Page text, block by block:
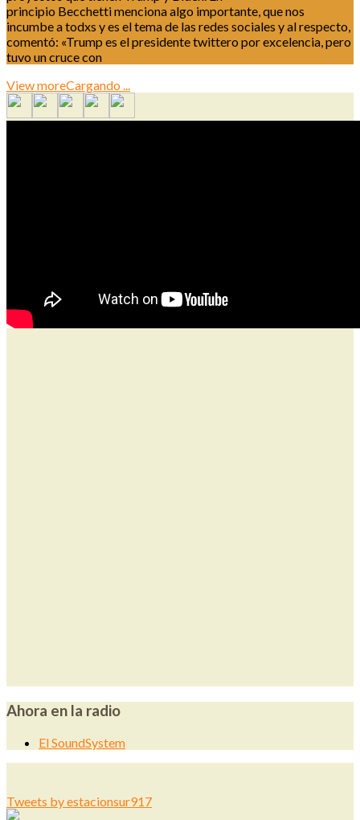
principio Becchetti menciona algo importante, que nos
incumbe a todxs y es el tema de las redes sociales y al respecto,
comentó: «Trump es el presidente twittero por excelencia, pero
tuvo un cruce con
View moreCargando ...
Ahora en la radio
El SoundSystem
Tweets by estacionsur917